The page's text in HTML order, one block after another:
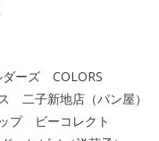
ダーズ COLORS
二子新地店（パン屋）
プ ビーコレクト